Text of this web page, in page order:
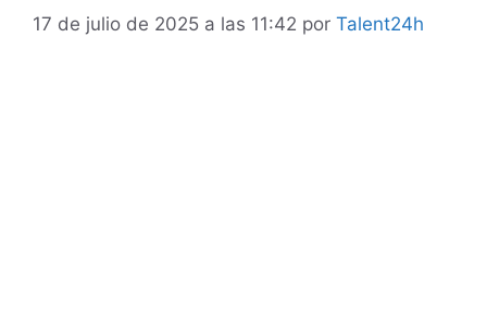
17 de julio de 2025 a las 11:42 por Talent24h